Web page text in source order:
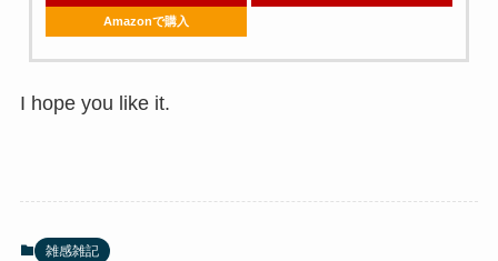
Amazonで購入
I hope you like it.
雑感雑記